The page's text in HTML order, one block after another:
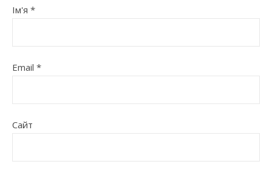
Ім'я *
Email *
Сайт